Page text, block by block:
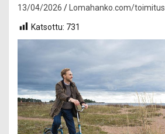
13/04/2026 Lomahanko.com/toimitus
Katsottu: 731